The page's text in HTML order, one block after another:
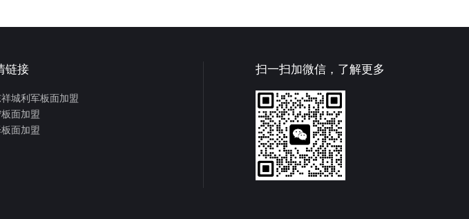
链接
城利军板面加盟
面加盟
面加盟
扫一扫加微信，了解更多